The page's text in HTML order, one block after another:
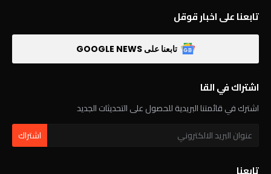
تابعنا على اخبار قوقل
تابعنا على GOOGLE NEWS
اشتراك في القا
اشترك في قائمتنا البريدية للحصول على التحديثات الجديد
تابعنا